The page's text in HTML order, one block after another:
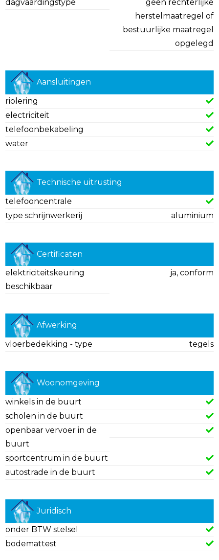
dagvaardingstype
geen rechterlijke
herstelmaatregel of
bestuurlijke maatregel
opgelegd
Aansluitingen
riolering
electriciteit
telefoonbekabeling
water
Technische uitrusting
telefooncentrale
type schrijnwerkerij
aluminium
Certificaten
elektriciteitskeuring
beschikbaar
ja, conform
Afwerking
vloerbedekking - type tegels
Woonomgeving
winkels in de buurt
scholen in de buurt
openbaar vervoer in de
buurt
sportcentrum in de buurt
autostrade in de buurt
Juridisch
onder BTW stelsel
bodemattest